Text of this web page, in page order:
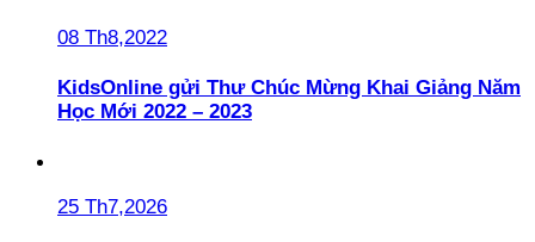
08 Th8,2022
KidsOnline gửi Thư Chúc Mừng Khai Giảng Năm
Học Mới 2022 – 2023
25 Th7,2026